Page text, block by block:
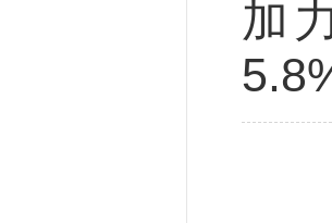
加